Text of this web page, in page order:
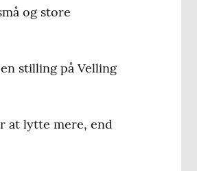
og store
stilling på Velling
at lytte mere, end